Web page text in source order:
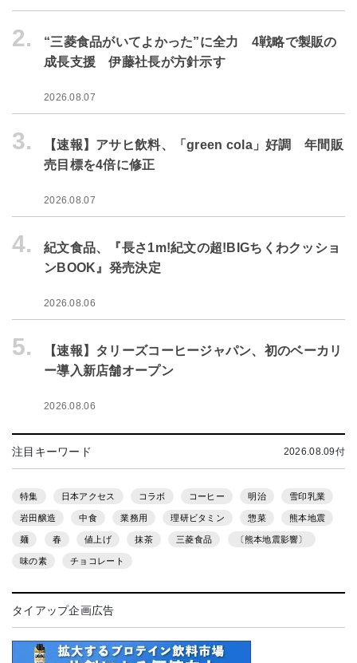
2.
“三菱食品がいてよかった”に全力 4戦略で製販の
成長支援 伊藤社長が方針示す
2026.08.07
3.
【速報】アサヒ飲料、「green cola」好調 年間販
売目標を4倍に修正
2026.08.07
4.
紀文食品、『長さ1m!紀文の超!BIGちくわクッショ
ンBOOK』発売決定
2026.08.06
5.
【速報】タリーズコーヒージャパン、初のベーカリ
ー導入新店舗オープン
2026.08.06
注目キーワード 2026.08.09付
特集 日本アクセス コラボ コーヒー 明治 雪印乳業
岩田醸造 中食 業務用 理研ビタミン 惣菜 熊本地震
麺 春 値上げ 抹茶 三菱食品 〔熊本地震影響〕
味の素 チョコレート
タイアップ企画広告